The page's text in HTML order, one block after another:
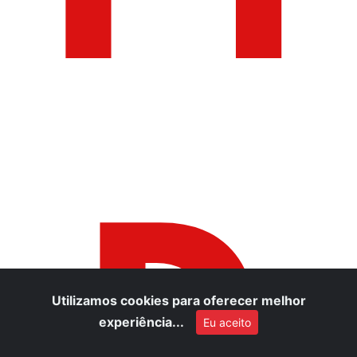
Utilizamos cookies para oferecer melhor
experiência...
Eu aceito